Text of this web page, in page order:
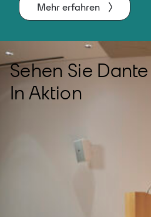
Mehr erfahren
Sehen Sie
In Aktion